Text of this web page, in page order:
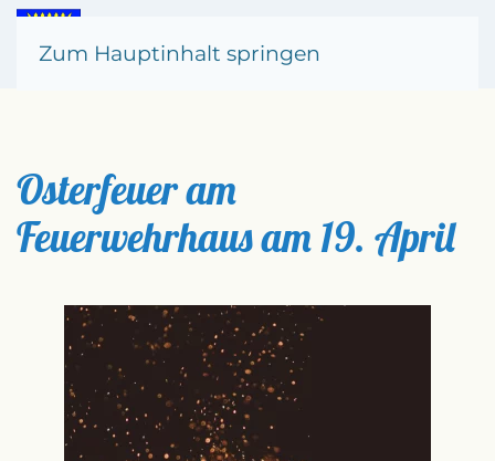
Zum Hauptinhalt springen
Osterfeuer am
Feuerwehrhaus am 19. April